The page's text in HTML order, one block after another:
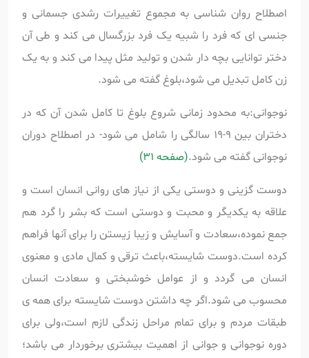
اصطلاح روان شناسی به مجموع تغییرات رشدی جسمانی و
جنسی ای که فرد را شبیه یک فرد بزرگسال می کند و طی آن
دختر توانایی بچه دار شدن و تولید مثل پیدا می کند و به یک
زن کامل تبدیل می شود،بلوغ گفته می شود.
نوجوانی:به محدود زمانی شروع بلوغ تا کامل شدن آن که در
دختران بین 9-19 سالگی را شامل می شود- در اصطلاح دوران
نوجوانی گفته می شود.(صفحه 31)
دوست گزینی و دوستی یکی از نیاز های روانی انسان است و
علاقه به یکدیگر و محبت و دوستی است که بشر را گرد هم
جمع نموده،سعادت و آسایش و زیبا زیستن را برای آنها فراهم
کرده است.دوست شایسته،باعث ترقی و کمال مادی و معنوی
انسان می گردد و از عوامل خوشبختی و سعادت انسان
محسوب می شود.اگر چه داشتن دوست شایسته برای همه ی
طبقات مردم و برای تمام مراحل زندگی لازم است،ولی برای
دوره نوجوانی و جوانی از اهمیت بیشتری برخوردار می باشد؛